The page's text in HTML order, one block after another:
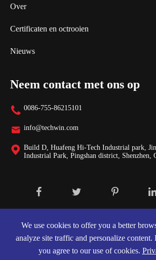
Over
Certificaten en octrooien
Nieuws
Neem contact met ons op
 0086-755-86215101
 info@techwin.com
 Build D, Huafeng Hi-Tech Industrial park,
Industrial Park, Pingshan district, Shenzhen,
Alle rechten voorbehouden.
Sitemap|Privacybeleid
We use cookies to offer you a better
analyze site traffic and personalize content.
you agree to our use of cookies.